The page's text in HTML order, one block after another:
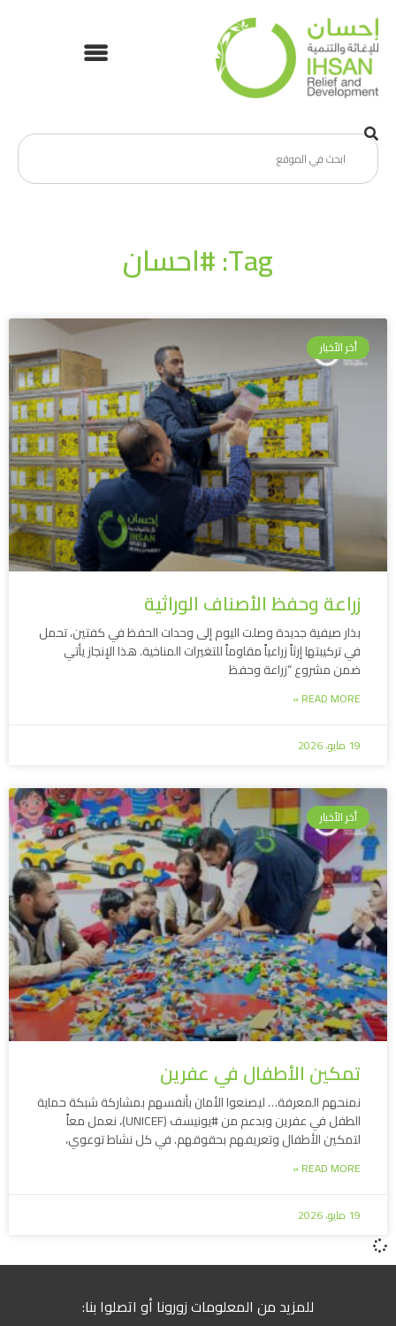
Tag: #احسان
أخر الأخبار
زراعة وحفظ الأصناف الوراثية
بذار صيفية جديدة وصلت اليوم إلى وحدات الحفظ في كفتين، تحمل
في تركيبتها إرثاً زراعياً مقاوماً للتغيرات المناخية. هذا الإنجاز يأتي
ضمن مشروع “زراعة وحفظ
READ MORE »
19 مايو، 2026
أخر الأخبار
تمكين الأطفال في عفرين
نمنحهم المعرفة… ليصنعوا الأمان بأنفسهم بمشاركة شبكة حماية
الطفل في عفرين وبدعم من #يونيسف (UNICEF)، نعمل معاً
لتمكين الأطفال وتعريفهم بحقوقهم. في كل نشاط توعوي،
READ MORE »
19 مايو، 2026
للمزيد من المعلومات زورونا أو اتصلوا بنا: